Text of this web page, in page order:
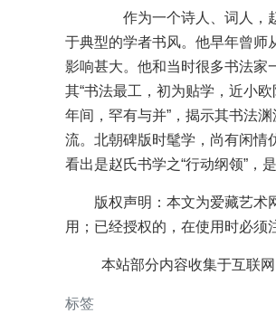
作为一个诗人、词人，赵
于典型的学者书风。他早年曾师
影响甚大。他和当时很多书法
其“书法最工，初为贴学，近小
年间，罕有与并”，揭示其书法
流。北朝碑版时髦学，尚有闲情
看出是赵氏书学之“行动纲领”，
版权声明：本文为爱藏艺术
用；已经授权的，在使用时必须
本站部分内容收集于互联
标签